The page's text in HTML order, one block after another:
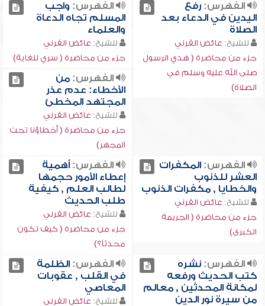
الفهرس:رفع
اليدين في الدعاء بعد
الصلاة
للشيخ: عائض القرني
جزء من محاضرة ( هدي الرسول
صلى الله عليه وسلم في
الصلاة)
الفهرس: واجب
المسلم تجاه الدعاة
والعلماء
للشيخ: عائض القرني
جزء من محاضرة ( سري للغاية)
الفهرس:من
الأخطاء: عدم عذر
المجتهد المخطئ
للشيخ: عائض القرني
جزء من محاضرة ( أخطاؤنا تحت
المجهر)
الفهرس:المكفرات
العشر للذنوب
والخطايا , مكفرات الذنوب
للشيخ: عائض القرني
جزء من محاضرة ( الجريمة
الكبرى)
الفهرس:أهمية
إعطاء الأمور حجمها
لطالب العلم , كيفية
طلب الحديث
للشيخ: عائض القرني
جزء من محاضرة ( كيف تكون
محدثاً؟)
الفهرس:نشره
كتب الحديث ورفعه
لمكانة المحدثين , معالم
من سيرة نور الدين
الفهرس:الظلمة
في القلب , عقوبات
المعاصي
للشيخ: عائض القرني